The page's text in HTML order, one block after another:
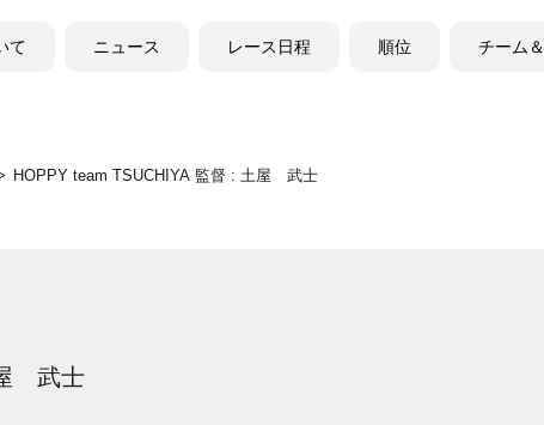
て ニュース レース日程 順位 チーム
HOPPY team TSUCHIYA 監督 : 土屋 武士
武士